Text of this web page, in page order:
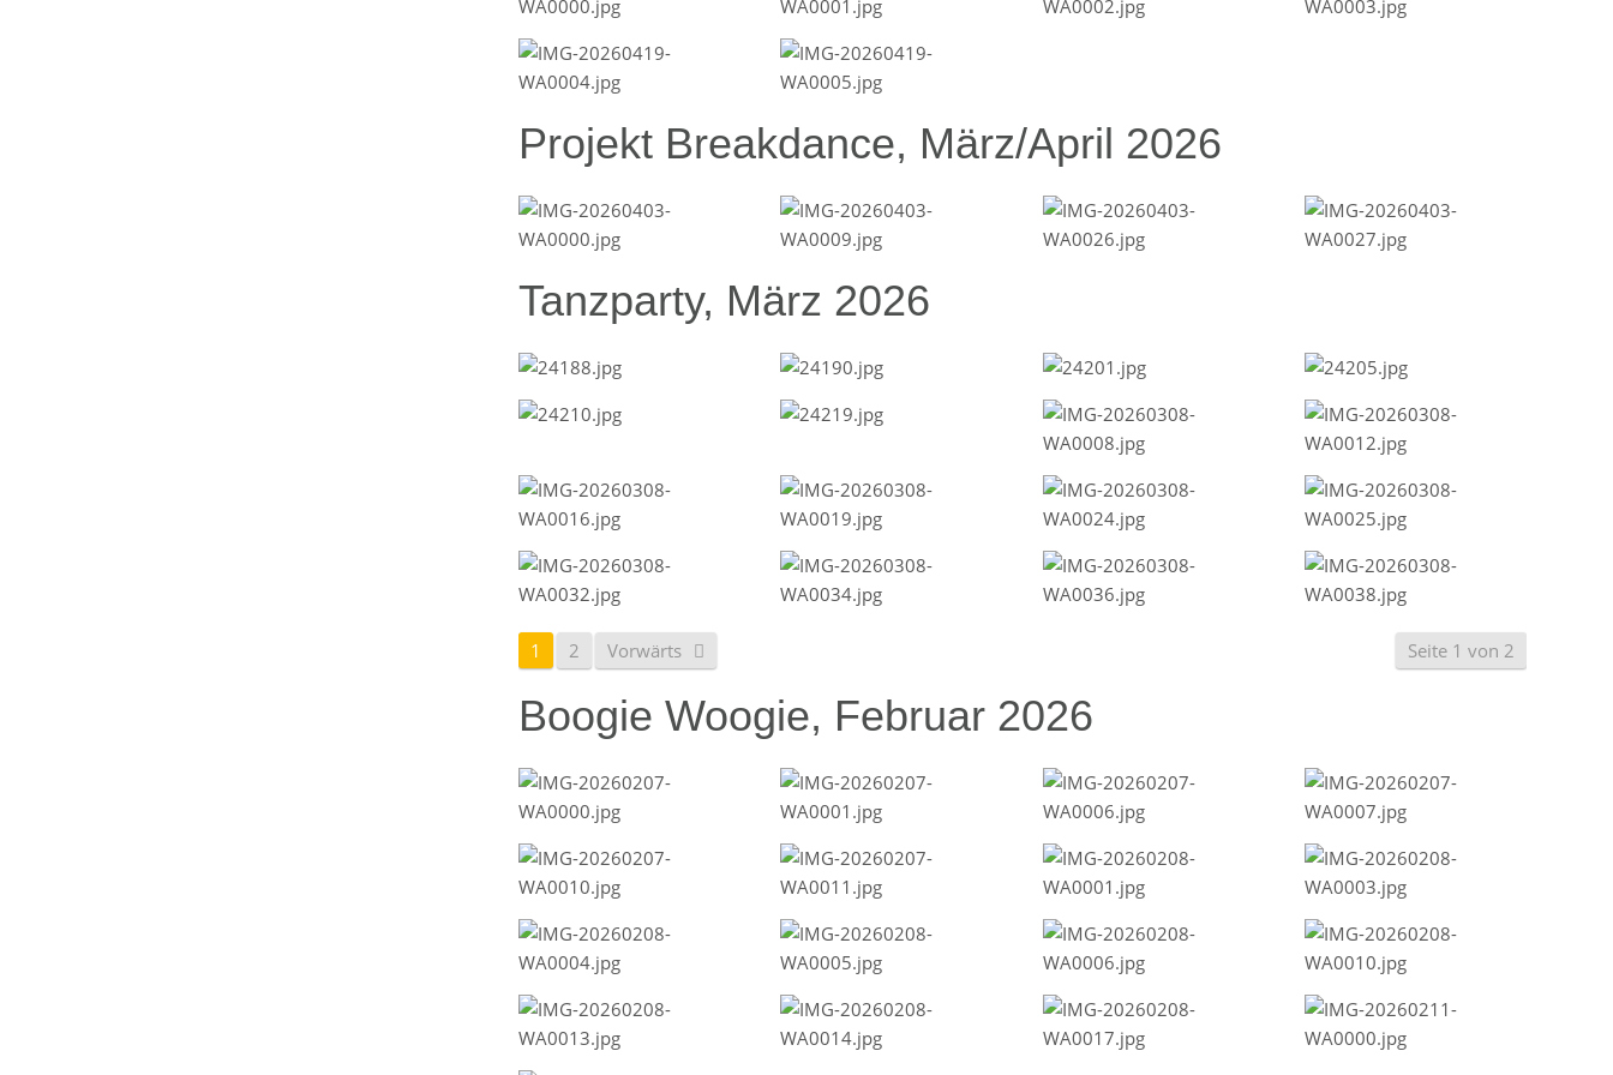
Projekt Breakdance, März/April 2026
Tanzparty, März 2026
Seite 1 von 2
1 2 Vorwärts
Boogie Woogie, Februar 2026